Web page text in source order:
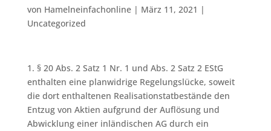
von Hamelneinfachonline| März 11, 2021 |
Uncategorized
1. § 20 Abs. 2 Satz 1 Nr. 1 und Abs. 2 Satz 2 EStG
enthalten eine planwidrige Regelungslücke, soweit
die dort enthaltenen Realisationstatbestände den
Entzug von Aktien aufgrund der Auflösung und
Abwicklung einer inländischen AG durch ein